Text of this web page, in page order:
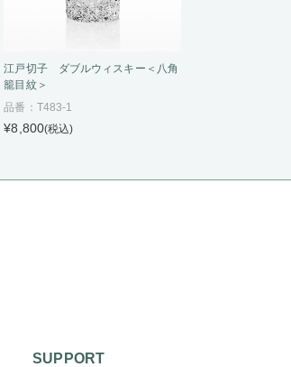
江戸切子 ダブルウィスキー＜八角
籠目紋＞
品番：T483-1
¥8,800(税込)
SUPPORT